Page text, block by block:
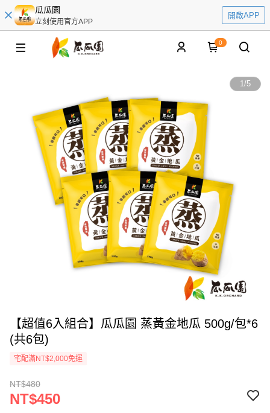
瓜瓜園
立刻使用官方APP
開啟APP
0
1/5
【超值6入組合】瓜瓜園 蒸黃金地瓜 500g/包*6
(共6包)
宅配滿NT$2,000免運
NT$480
NT$450